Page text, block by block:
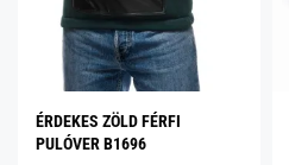
ÉRDEKES ZÖLD FÉRFI
PULÓVER B1696